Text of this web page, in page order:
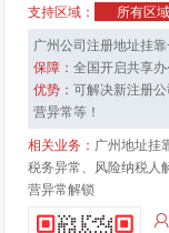
支持区域：
所有区域
广州公司注册地址挂
保障： 全国开启共享
优势： 可解决新注册
营异常等！
相关业务： 广州地址挂
税务异常、风险纳税人
营异常解锁